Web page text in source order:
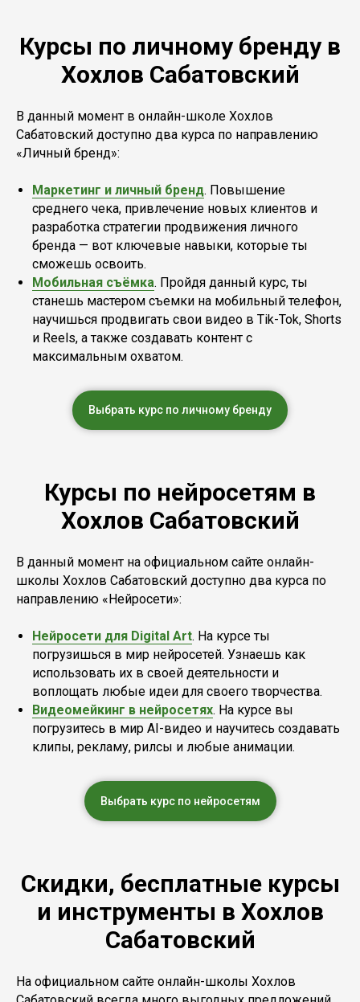
Курсы по личному бренду в
Хохлов Сабатовский
В данный момент в онлайн-школе Хохлов
Сабатовский доступно два курса по направлению
«Личный бренд»:
Маркетинг и личный бренд. Повышение
среднего чека, привлечение новых клиентов и
разработка стратегии продвижения личного
бренда — вот ключевые навыки, которые ты
сможешь освоить.
Мобильная съёмка. Пройдя данный курс, ты
станешь мастером съемки на мобильный телефон,
научишься продвигать свои видео в Tik-Tok, Shorts
и Reels, а также создавать контент с
максимальным охватом.
Выбрать курс по личному бренду
Курсы по нейросетям в
Хохлов Сабатовский
В данный момент на официальном сайте онлайн-
школы Хохлов Сабатовский доступно два курса по
направлению «Нейросети»:
Нейросети для Digital Art. На курсе ты
погрузишься в мир нейросетей. Узнаешь как
использовать их в своей деятельности и
воплощать любые идеи для своего творчества.
Видеомейкинг в нейросетях. На курсе вы
погрузитесь в мир AI-видео и научитесь создавать
клипы, рекламу, рилсы и любые анимации.
Выбрать курс по нейросетям
Скидки, бесплатные курсы
и инструменты в Хохлов
Сабатовский
На официальном сайте онлайн-школы Хохлов